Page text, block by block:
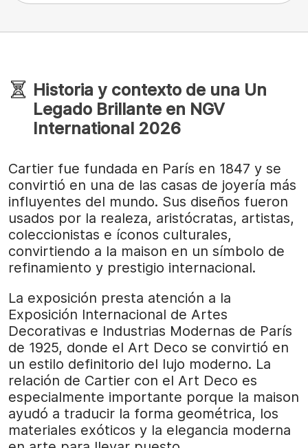
Historia y contexto de una Un
Legado Brillante en NGV
International 2026
Cartier fue fundada en París en 1847 y se
convirtió en una de las casas de joyería más
influyentes del mundo. Sus diseños fueron
usados por la realeza, aristócratas, artistas,
coleccionistas e íconos culturales,
convirtiendo a la maison en un símbolo de
refinamiento y prestigio internacional.
La exposición presta atención a la
Exposición Internacional de Artes
Decorativas e Industrias Modernas de París
de 1925, donde el Art Deco se convirtió en
un estilo definitorio del lujo moderno. La
relación de Cartier con el Art Deco es
especialmente importante porque la maison
ayudó a traducir la forma geométrica, los
materiales exóticos y la elegancia moderna